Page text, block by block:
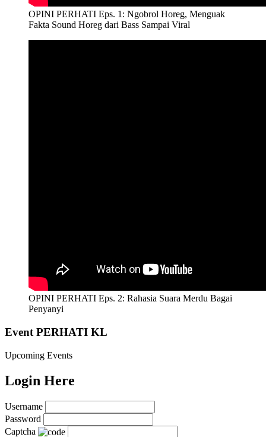
OPINI PERHATI Eps. 1: Ngobrol Horeg, Menguak
Fakta Sound Horeg dari Bass Sampai Viral
OPINI PERHATI Eps. 2: Rahasia Suara Merdu Bagai
Penyanyi
Event PERHATI KL
Upcoming Events
Login Here
Username
Password
Captcha